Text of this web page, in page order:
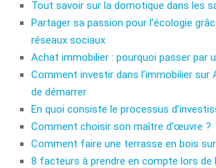
Tout savoir sur la domotique dans les
Partager sa passion pour l’écologie
réseaux sociaux
Achat immobilier : pourquoi passer par
Comment investir dans l’immobilier sur
de démarrer
En quoi consiste le processus
Comment choisir son maître d’œuvre ?
Comment faire une terrasse en bois
8 facteurs à prendre en compte lors de